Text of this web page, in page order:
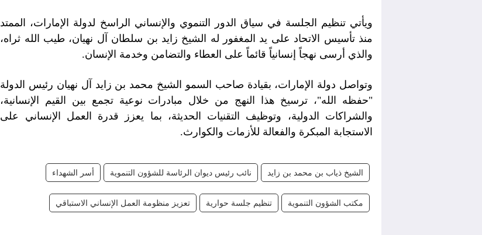
ويأتي تنظيم الجلسة في سياق الدور التنموي والإنساني الراسخ لدولة الإمارات، الممتد
منذ تأسيس الاتحاد على يد المغفور له الشيخ زايد بن سلطان آل نهيان، طيب الله ثراه،
والذي أرسى نهجاً إنسانياً قائماً على العطاء والتضامن وخدمة الإنسان.
وتواصل دولة الإمارات، بقيادة صاحب السمو الشيخ محمد بن زايد آل نهيان رئيس الدولة
"حفظه الله"، ترسيخ هذا النهج من خلال مبادرات نوعية تجمع بين القيم الإنسانية،
والشراكات الدولية، وتوظيف التقنيات الحديثة، بما يعزز قدرة العمل الإنساني على
الاستجابة المبكرة والفعالة للأزمات والكوارث.
الشيخ ذياب بن محمد بن زايد نائب رئيس ديوان الرئاسة للشؤون التنموية أسر الشهداء
مكتب الشؤون التنموية تنظيم جلسة حوارية تعزيز منظومة العمل الإنساني الاستباقي